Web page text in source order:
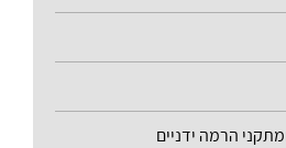
הרמה ידניים